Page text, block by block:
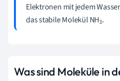
Elektronen mit jedem
das stabile Molekül NH3.
Was sind Moleküle in